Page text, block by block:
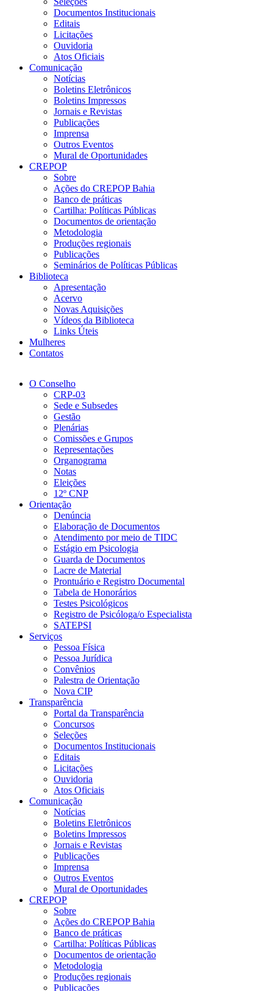
Documentos Institucionais
Editais
Licitações
Ouvidoria
Atos Oficiais
Comunicação
Notícias
Boletins Eletrônicos
Boletins Impressos
Jornais e Revistas
Publicações
Imprensa
Outros Eventos
Mural de Oportunidades
CREPOP
Sobre
Ações do CREPOP Bahia
Banco de práticas
Cartilha: Políticas Públicas
Documentos de orientação
Metodologia
Produções regionais
Publicações
Seminários de Políticas Públicas
Biblioteca
Apresentação
Acervo
Novas Aquisições
Vídeos da Biblioteca
Links Úteis
Mulheres
Contatos
O Conselho
CRP-03
Sede e Subsedes
Gestão
Plenárias
Comissões e Grupos
Representações
Organograma
Notas
Eleições
12º CNP
Orientação
Denúncia
Elaboração de Documentos
Atendimento por meio de TIDC
Estágio em Psicologia
Guarda de Documentos
Lacre de Material
Prontuário e Registro Documental
Tabela de Honorários
Testes Psicológicos
Registro de Psicóloga/o Especialista
SATEPSI
Serviços
Pessoa Física
Pessoa Jurídica
Convênios
Palestra de Orientação
Nova CIP
Transparência
Portal da Transparência
Concursos
Seleções
Documentos Institucionais
Editais
Licitações
Ouvidoria
Atos Oficiais
Comunicação
Notícias
Boletins Eletrônicos
Boletins Impressos
Jornais e Revistas
Publicações
Imprensa
Outros Eventos
Mural de Oportunidades
CREPOP
Sobre
Ações do CREPOP Bahia
Banco de práticas
Cartilha: Políticas Públicas
Documentos de orientação
Metodologia
Produções regionais
Publicações